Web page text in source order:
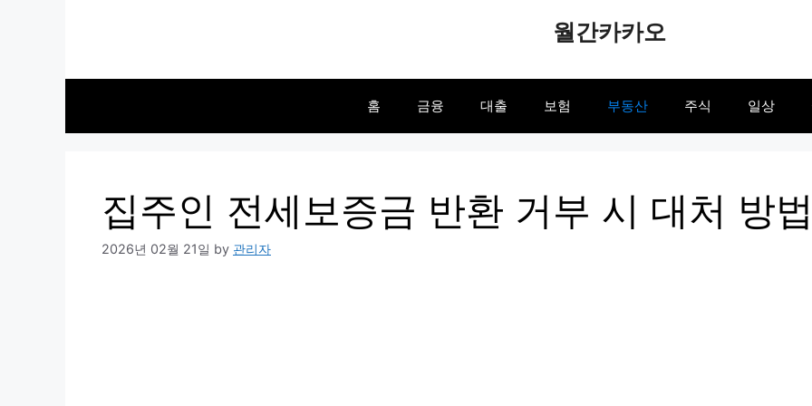
월간카카오
홈 금융 대출 보험 부동산 주식 일상
집주인 전세보증금 반환 거부 시 대처 방
2026년 02월 21일 by 관리자